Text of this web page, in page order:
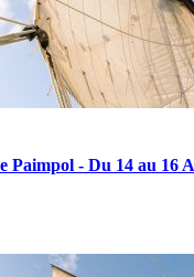
Paimpol - Du 14 au 16